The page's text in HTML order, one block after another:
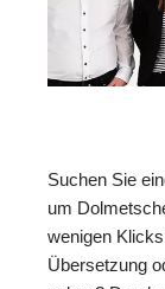
Suchen Sie
um
wenigen
Übersetzung